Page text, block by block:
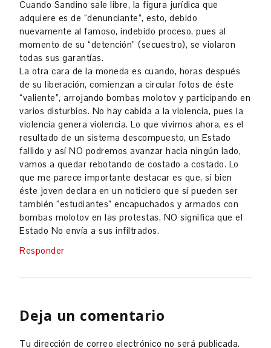
Cuando Sandino sale libre, la figura jurídica que
adquiere es de “denunciante”, esto, debido
nuevamente al famoso, indebido proceso, pues al
momento de su “detención” (secuestro), se violaron
todas sus garantías.
La otra cara de la moneda es cuando, horas después
de su liberación, comienzan a circular fotos de éste
“valiente”, arrojando bombas molotov y participando en
varios disturbios. No hay cabida a la violencia, pues la
violencia genera violencia. Lo que vivimos ahora, es el
resultado de un sistema descompuesto, un Estado
fallido y así NO podremos avanzar hacia ningún lado,
vamos a quedar rebotando de costado a costado. Lo
que me parece importante destacar es que, si bien
éste joven declara en un noticiero que sí pueden ser
también “estudiantes” encapuchados y armados con
bombas molotov en las protestas, NO significa que el
Estado No envía a sus infiltrados.
Responder
Deja un comentario
Tu dirección de correo electrónico no será publicada.